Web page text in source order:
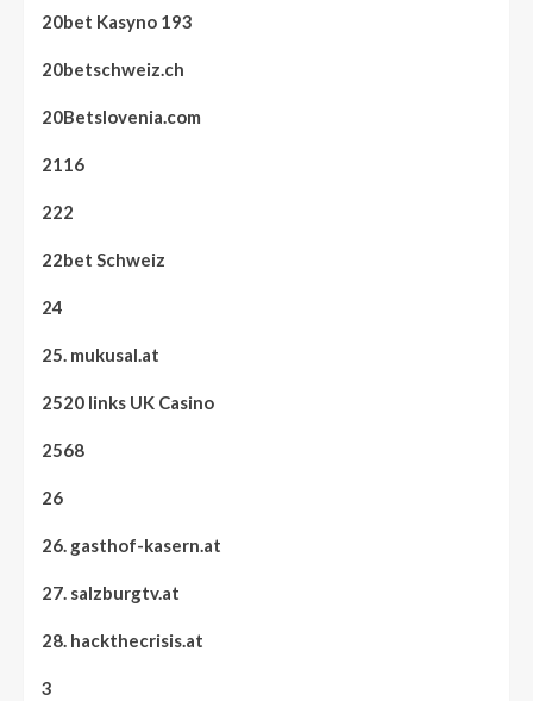
20bet Kasyno 193
20betschweiz.ch
20Betslovenia.com
2116
222
22bet Schweiz
24
25. mukusal.at
2520 links UK Casino
2568
26
26. gasthof-kasern.at
27. salzburgtv.at
28. hackthecrisis.at
3